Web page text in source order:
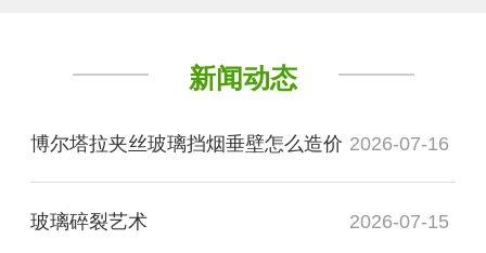
新闻动态
博尔塔拉夹丝玻璃挡烟垂壁怎么造价 2026-07-16
玻璃碎裂艺术 2026-07-15